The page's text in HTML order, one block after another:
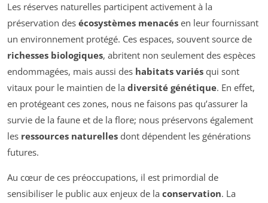
Les réserves naturelles participent activement à la
préservation des écosystèmes menacés en leur fournissant
un environnement protégé. Ces espaces, souvent source de
richesses biologiques, abritent non seulement des espèces
endommagées, mais aussi des habitats variés qui sont
vitaux pour le maintien de la diversité génétique. En effet,
en protégeant ces zones, nous ne faisons pas qu’assurer la
survie de la faune et de la flore; nous préservons également
les ressources naturelles dont dépendent les générations
futures.
Au cœur de ces préoccupations, il est primordial de
sensibiliser le public aux enjeux de la conservation. La